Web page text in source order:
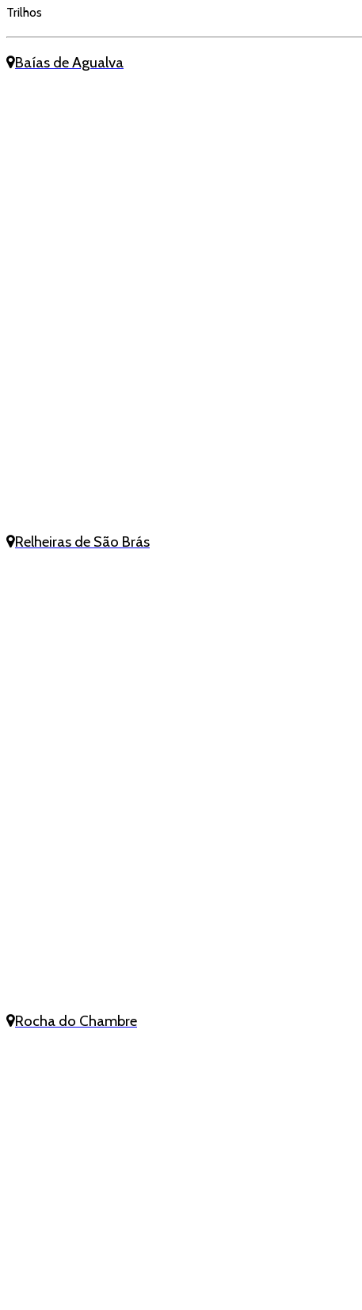
Trilhos
Baías de Agualva
Relheiras de São Brás
Rocha do Chambre